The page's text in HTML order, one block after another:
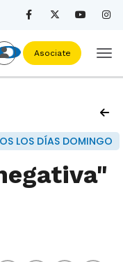
Asociate
LOS DÍAS DOMINGO